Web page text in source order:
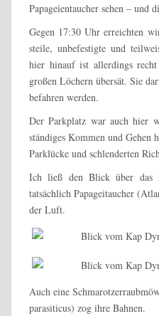
Papageientaucher sehen – und
Gegen 17:30 Uhr erreichten
steile, unbefestigte und
hier hinauf ist allerdings
großen Löchern übersät. Sie
befahren werden.
Der Parkplatz war auch hier
ständiges Kommen und Gehen
Parklücke und schlenderten
Ich ließ den Blick über das
tatsächlich Papageitaucher
der Luft.
Auch eine
parasiticus) zog ihre Bahnen.